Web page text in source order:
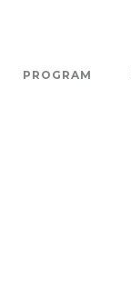
PROGRAM